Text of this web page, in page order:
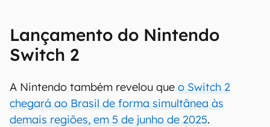
Lançamento do Nintendo
Switch 2
A Nintendo também revelou que o Switch 2
chegará ao Brasil de forma simultânea às
demais regiões, em 5 de junho de 2025.